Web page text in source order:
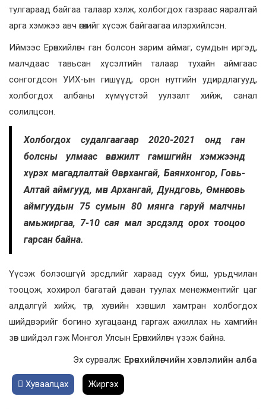
тулгараад байгаа талаар хэлж, холбогдох газраас яаралтай
арга хэмжээ авч өгөхийг хүсэж байгаагаа илэрхийлсэн.
Иймээс Ерөнхийлөгч ган болсон зарим аймаг, сумдын иргэд,
малчдаас тавьсан хүсэлтийн талаар тухайн аймгаас
сонгогдсон УИХ-ын гишүүд, орон нутгийн удирдлагууд,
холбогдох албаны хүмүүстэй уулзалт хийж, санал
солилцсон.
Холбогдох судалгаагаар 2020-2021 онд ган
болсны улмаас өвөлжилт гамшгийн хэмжээнд
хүрэх магадлалтай Өвөрхангай, Баянхонгор, Говь-
Алтай аймгууд, мөн Архангай, Дундговь, Өмнөговь
аймгуудын 75 сумын 80 мянга гаруй малчны
амьжиргаа, 7-10 сая мал эрсдэлд орох тооцоо
гарсан байна.
Үүсэж болзошгүй эрсдлийг хараад суух биш, урьдчилан
тооцож, хохирол багатай даван туулах менежментийг цаг
алдалгүй хийж, төр, хувийн хэвшил хамтран холбогдох
шийдвэрийг богино хугацаанд гаргаж ажиллах нь хамгийн
зөв шийдэл гэж Монгол Улсын Ерөнхийлөгч үзэж байна.
Эх сурвалж: Ерөнхийлөгчийн хэвлэлийн алба
Хуваалцах Жиргэх